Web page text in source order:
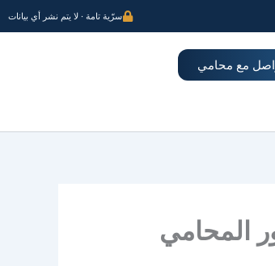
سرّية تامة · لا يتم نشر أي بيانات
مع محامي
المحامي